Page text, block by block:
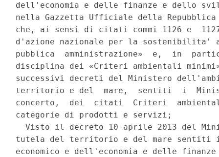
dell'economia e delle finanze e dello
nella Gazzetta Ufficiale della
che, ai sensi di citati commi 1126 e
d'azione nazionale per la sostenibilita'
pubblica  amministrazione»  e,  in
disciplina dei «Criteri ambientali
successivi decreti del Ministero
territorio e del  mare,  sentiti  i
concerto,  dei  citati  Criteri
categorie di prodotti e servizi;
Visto il decreto 10 aprile 2013 del
tutela del territorio e del mare
economico e dell'economia e delle